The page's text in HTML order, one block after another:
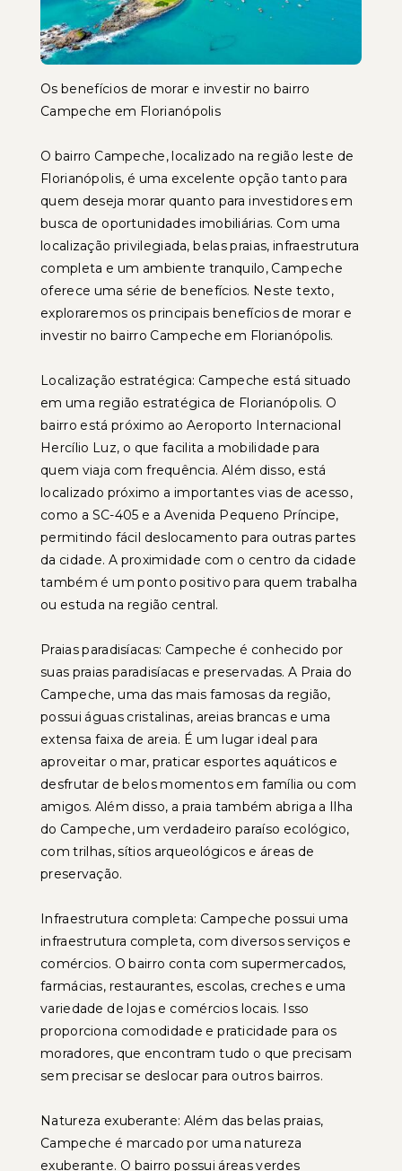
Os benefícios de morar e investir no bairro
Campeche em Florianópolis
O bairro Campeche, localizado na região leste de
Florianópolis, é uma excelente opção tanto para
quem deseja morar quanto para investidores em
busca de oportunidades imobiliárias. Com uma
localização privilegiada, belas praias, infraestrutura
completa e um ambiente tranquilo, Campeche
oferece uma série de benefícios. Neste texto,
exploraremos os principais benefícios de morar e
investir no bairro Campeche em Florianópolis.
Localização estratégica: Campeche está situado
em uma região estratégica de Florianópolis. O
bairro está próximo ao Aeroporto Internacional
Hercílio Luz, o que facilita a mobilidade para
quem viaja com frequência. Além disso, está
localizado próximo a importantes vias de acesso,
como a SC-405 e a Avenida Pequeno Príncipe,
permitindo fácil deslocamento para outras partes
da cidade. A proximidade com o centro da cidade
também é um ponto positivo para quem trabalha
ou estuda na região central.
Praias paradisíacas: Campeche é conhecido por
suas praias paradisíacas e preservadas. A Praia do
Campeche, uma das mais famosas da região,
possui águas cristalinas, areias brancas e uma
extensa faixa de areia. É um lugar ideal para
aproveitar o mar, praticar esportes aquáticos e
desfrutar de belos momentos em família ou com
amigos. Além disso, a praia também abriga a Ilha
do Campeche, um verdadeiro paraíso ecológico,
com trilhas, sítios arqueológicos e áreas de
preservação.
Infraestrutura completa: Campeche possui uma
infraestrutura completa, com diversos serviços e
comércios. O bairro conta com supermercados,
farmácias, restaurantes, escolas, creches e uma
variedade de lojas e comércios locais. Isso
proporciona comodidade e praticidade para os
moradores, que encontram tudo o que precisam
sem precisar se deslocar para outros bairros.
Natureza exuberante: Além das belas praias,
Campeche é marcado por uma natureza
exuberante. O bairro possui áreas verdes